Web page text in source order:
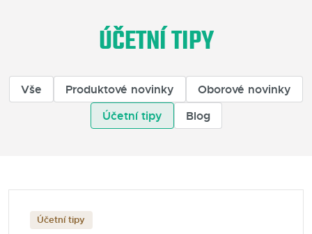
Varianty software
Školení
Podpora
ÚČETNÍ TIPY
Vše Produktové novinky
Oborové novinky
Účetní tipy
Blog
Účetní tipy